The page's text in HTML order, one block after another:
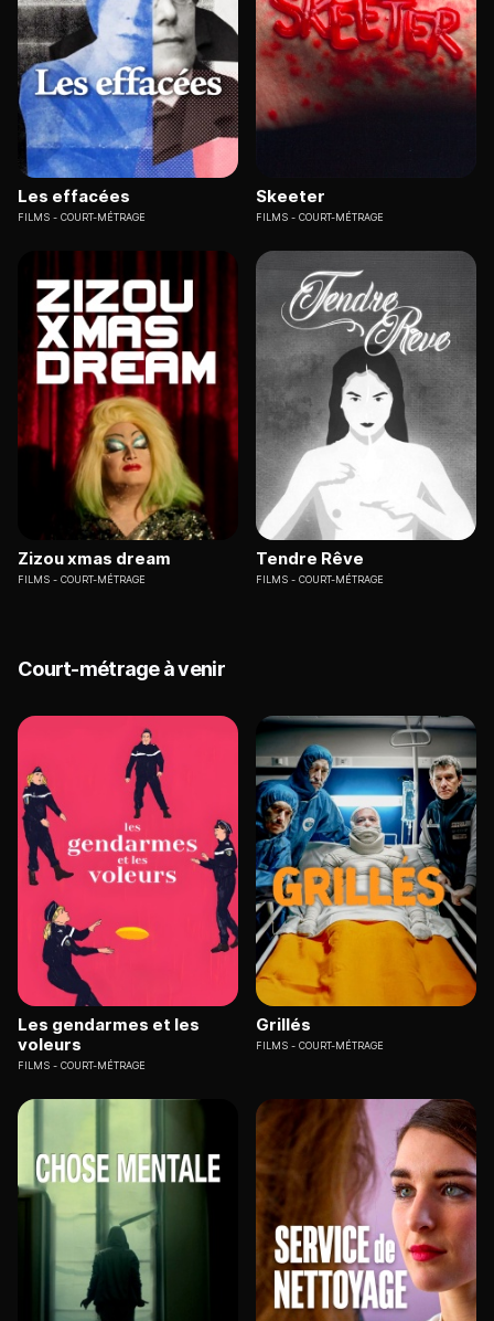
Les effacées
FILMS COURT-MÉTRAGE
Skeeter
FILMS COURT-MÉTRAGE
Zizou xmas dream
FILMS COURT-MÉTRAGE
Tendre Rêve
FILMS COURT-MÉTRAGE
Court-métrage à venir
Les gendarmes et les
voleurs
FILMS COURT-MÉTRAGE
Grillés
FILMS COURT-MÉTRAGE